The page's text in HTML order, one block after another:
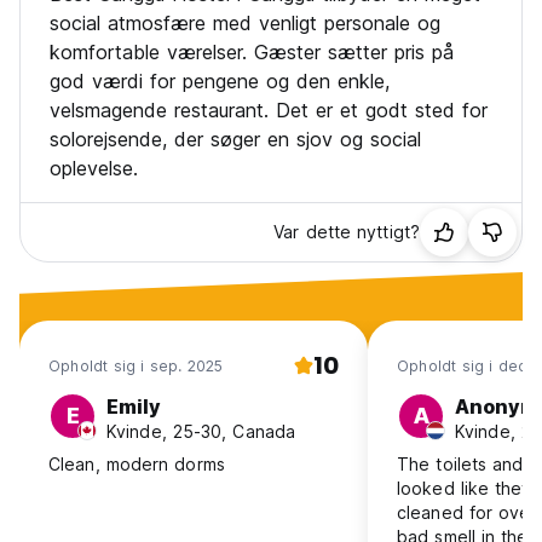
Ikke-residente besøgende er strengt taget ikke tilladt på
værelserne. Besøgende skal opholde sig i et fælles område
(restaurant, pool og billardområde).
Rygning er fuldstændig forbudt i værelserne, receptionen
og restaurantområdet. (Auto-translated from original
language)
social atmosfære med venligt personale og
komfortable værelser. Gæster sætter pris på
god værdi for pengene og den enkle,
velsmagende restaurant. Det er et godt sted for
solorejsende, der søger en sjov og social
oplevelse.
Var dette nyttigt?
Opholdt sig i sep. 2025 10
E Emily
Kvinde, 25-30, Canada
Clean, modern dorms
Opholdt sig i dec.
A Anonym
Kvinde,
The toilets and
looked like they
cleaned for over
bad smell in the